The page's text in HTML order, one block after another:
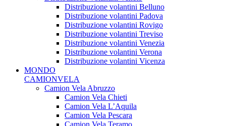
Distribuzione volantini Belluno
Distribuzione volantini Padova
Distribuzione volantini Rovigo
Distribuzione volantini Treviso
Distribuzione volantini Venezia
Distribuzione volantini Verona
Distribuzione volantini Vicenza
MONDO
CAMIONVELA
Camion Vela Abruzzo
Camion Vela Chieti
Camion Vela L’Aquila
Camion Vela Pescara